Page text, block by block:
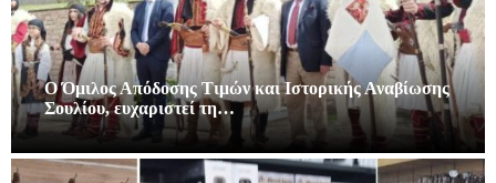
Ο Όμιλος Απόδοσης Τιμών και Ιστορικής Αναβίωσης
Σουλίου, ευχαριστεί τη…